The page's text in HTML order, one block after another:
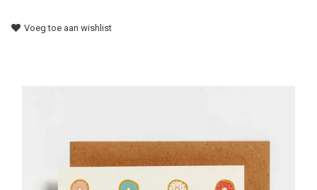
Juwelen & Accessoires
Cadeaubon
Voeg toe aan wishlist